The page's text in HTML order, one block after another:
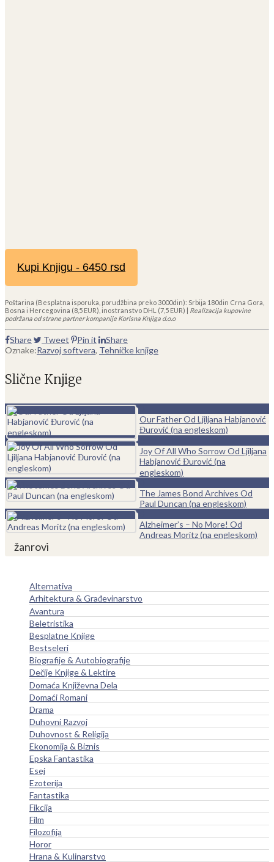
Kupi Knjigu - 6450 rsd
Poštarina (Besplatna isporuka, porudžbina preko 3000din): Srbija 180din Crna Gora,
Bosna i Hercegovina (8,5 EUR), inostranstvo DHL (7,5 EUR) | Realizacija kupovine
podržana od strane partner kompanije Korisna Knjiga d.o.o
Share Tweet Pin it
Share
Oznake:Razvoj softvera, Tehničke knjige
Slične Knjige
Our Father Od Ljiljana Habjanović
Đurović (na engleskom)
Joy Of All Who Sorrow Od Ljiljana
Habjanović Đurović (na
engleskom)
The James Bond Archives Od
Paul Duncan (na engleskom)
Alzheimer’s – No More! Od
Andreas Moritz (na engleskom)
žanrovi
Alternativa
Arhitektura & Građevinarstvo
Avantura
Beletristika
Besplatne Knjige
Bestseleri
Biografije & Autobiografije
Dečije Knjige & Lektire
Domaća Književna Dela
Domaći Romani
Drama
Duhovni Razvoj
Duhovnost & Religija
Ekonomija & Biznis
Epska Fantastika
Esej
Ezoterija
Fantastika
Fikcija
Film
Filozofija
Horor
Hrana & Kulinarstvo